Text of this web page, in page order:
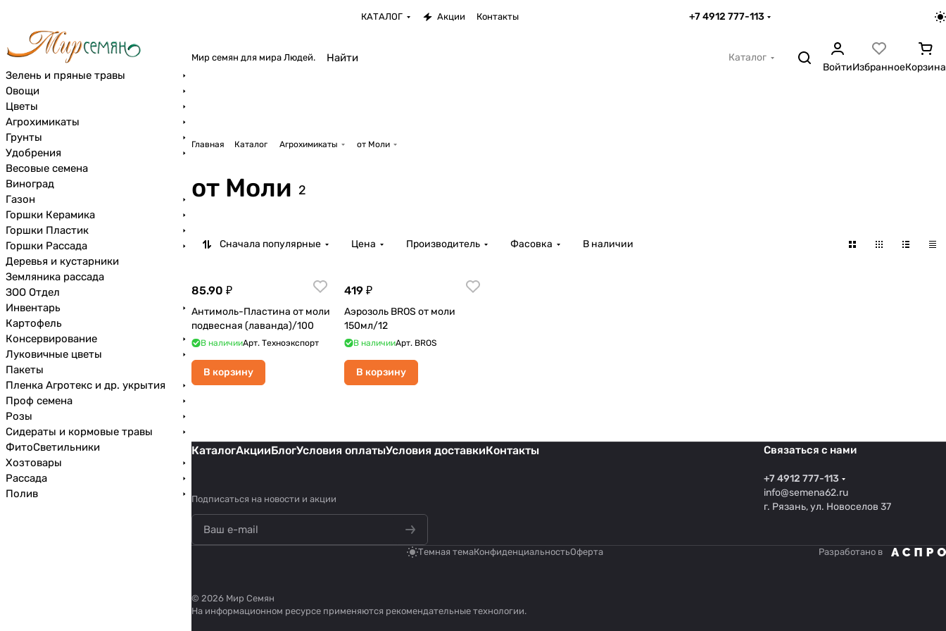
КАТАЛОГ Акции Контакты +7 4912 777-113
Мир семян для мира Людей.
Каталог
ВойтиИзбранноеКорзина
Главная Каталог Агрохимикаты от Моли
от Моли 2
Сначала популярные Цена Производитель Фасовка В наличии
85.90 ₽
Антимоль-Пластина от моли
подвесная (лаванда)/100
В наличииАрт. Техноэкспорт
В корзину
419 ₽
Аэрозоль BROS от моли
150мл/12
В наличииАрт. BROS
В корзину
КаталогАкцииБлогУсловия оплатыУсловия доставкиКонтакты
Подписаться на новости и акции
Связаться с нами
+7 4912 777-113
info@semena62.ru
г. Рязань, ул. Новоселов 37
Темная темаКонфиденциальностьОферта Разработано в
© 2026 Мир Семян
На информационном ресурсе применяются рекомендательные технологии.
Зелень и пряные травы
Овощи
Цветы
Агрохимикаты
Грунты
Удобрения
Весовые семена
Виноград
Газон
Горшки Керамика
Горшки Пластик
Горшки Рассада
Деревья и кустарники
Земляника рассада
ЗОО Отдел
Инвентарь
Картофель
Консервирование
Луковичные цветы
Пакеты
Пленка Агротекс и др. укрытия
Проф семена
Розы
Сидераты и кормовые травы
ФитоСветильники
Хозтовары
Рассада
Полив